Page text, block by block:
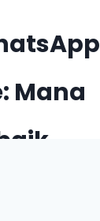
Mana